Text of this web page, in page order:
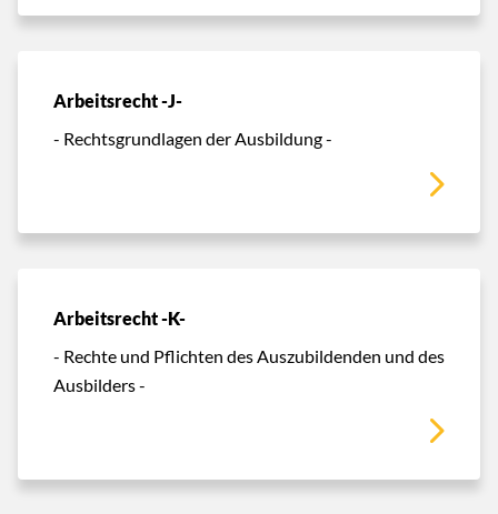
Arbeitsrecht -J-
- Rechtsgrundlagen der Ausbildung -
Arbeitsrecht -K-
- Rechte und Pflichten des Auszubildenden und des
Ausbilders -